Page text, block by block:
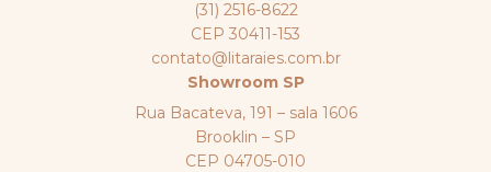
(31) 2516-8622
CEP 30411-153
contato@litaraies.com.br
Showroom SP
Rua Bacateva, 191 – sala 1606
Brooklin – SP
CEP 04705-010